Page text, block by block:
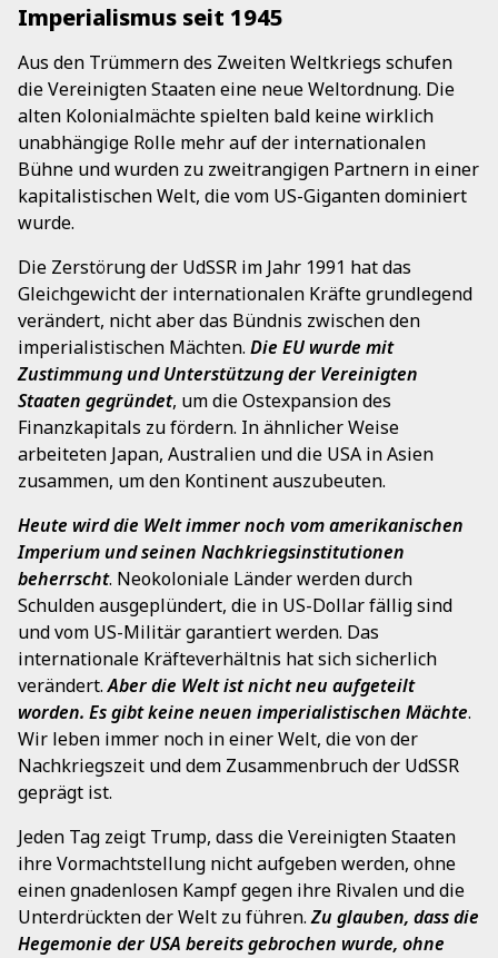
Imperialismus seit 1945
Aus den Trümmern des Zweiten Weltkriegs schufen
die Vereinigten Staaten eine neue Weltordnung. Die
alten Kolonialmächte spielten bald keine wirklich
unabhängige Rolle mehr auf der internationalen
Bühne und wurden zu zweitrangigen Partnern in einer
kapitalistischen Welt, die vom US-Giganten dominiert
wurde.
Die Zerstörung der UdSSR im Jahr 1991 hat das
Gleichgewicht der internationalen Kräfte grundlegend
verändert, nicht aber das Bündnis zwischen den
imperialistischen Mächten. Die EU wurde mit
Zustimmung und Unterstützung der Vereinigten
Staaten gegründet, um die Ostexpansion des
Finanzkapitals zu fördern. In ähnlicher Weise
arbeiteten Japan, Australien und die USA in Asien
zusammen, um den Kontinent auszubeuten.
Heute wird die Welt immer noch vom amerikanischen
Imperium und seinen Nachkriegsinstitutionen
beherrscht. Neokoloniale Länder werden durch
Schulden ausgeplündert, die in US-Dollar fällig sind
und vom US-Militär garantiert werden. Das
internationale Kräfteverhältnis hat sich sicherlich
verändert.Aber die Welt ist nicht neu aufgeteilt
worden. Es gibt keine neuen imperialistischen Mächte.
Wir leben immer noch in einer Welt, die von der
Nachkriegszeit und dem Zusammenbruch der UdSSR
geprägt ist.
Jeden Tag zeigt Trump, dass die Vereinigten Staaten
ihre Vormachtstellung nicht aufgeben werden, ohne
einen gnadenlosen Kampf gegen ihre Rivalen und die
Unterdrückten der Welt zu führen.Zu glauben, dass die
Hegemonie der USA bereits gebrochen wurde, ohne